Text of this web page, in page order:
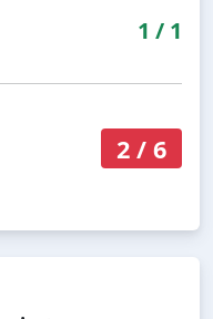
1 / 1
2/ 6